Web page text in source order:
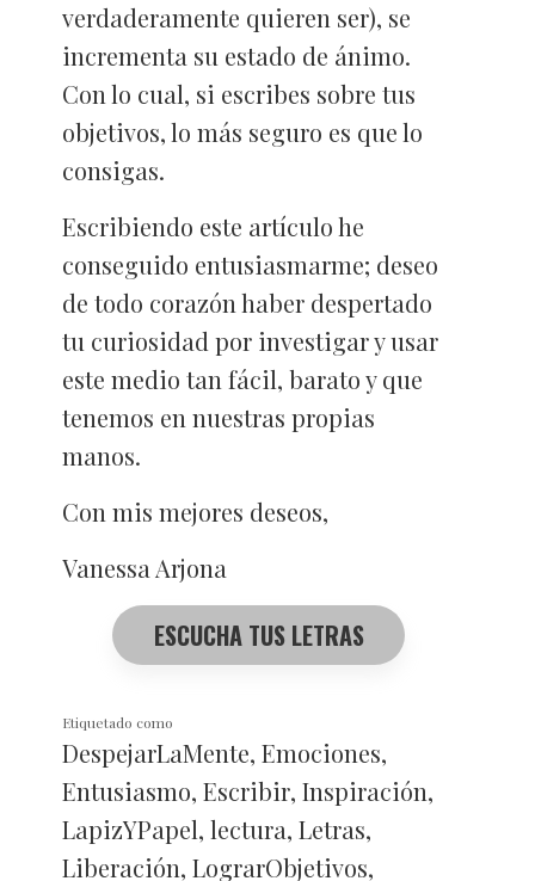
verdaderamente quieren ser), se
incrementa su estado de ánimo.
Con lo cual, si escribes sobre tus
objetivos, lo más seguro es que lo
consigas.
Escribiendo este artículo he
conseguido entusiasmarme; deseo
de todo corazón haber despertado
tu curiosidad por investigar y usar
este medio tan fácil, barato y que
tenemos en nuestras propias
manos.
Con mis mejores deseos,
Vanessa Arjona
ESCUCHA TUS LETRAS
Etiquetado como
DespejarLaMente, Emociones,
Entusiasmo, Escribir, Inspiración,
LapizYPapel, lectura, Letras,
Liberación, LograrObjetivos,